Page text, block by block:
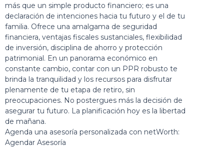
más que un simple producto financiero; es una
declaración de intenciones hacia tu futuro y el de tu
familia. Ofrece una amalgama de seguridad
financiera, ventajas fiscales sustanciales, flexibilidad
de inversión, disciplina de ahorro y protección
patrimonial. En un panorama económico en
constante cambio, contar con un PPR robusto te
brinda la tranquilidad y los recursos para disfrutar
plenamente de tu etapa de retiro, sin
preocupaciones. No postergues más la decisión de
asegurar tu futuro. La planificación hoy es la libertad
de mañana.
Agenda una asesoría personalizada con netWorth:
Agendar Asesoría